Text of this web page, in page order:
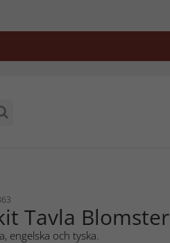
Tavla Blomster
engelska och tyska.